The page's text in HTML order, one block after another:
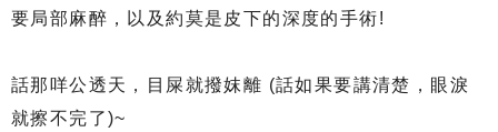
要局部麻醉，以及約莫是皮下的深度的手術!
話那咩公透天，目屎就撥妺離 (話如果要講清楚，眼淚
就擦不完了)~